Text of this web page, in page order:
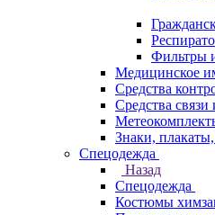
Фильтры
Медицинское
Средства
Средства
Знаки,
Спецодежда
Назад
Спецодежда
Костюмы